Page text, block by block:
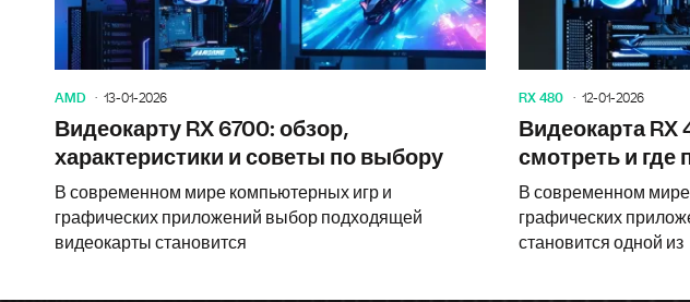
AMD 13-01-2026
Видеокарту RX 6700: обзор,
характеристики и советы по выбору
В современном мире компьютерных игр и
графических приложений выбор подходящей
видеокарты становится
RX 480 12-01-2026
Видеокарта RX
смотреть и где
В современном
графических
становится одной из